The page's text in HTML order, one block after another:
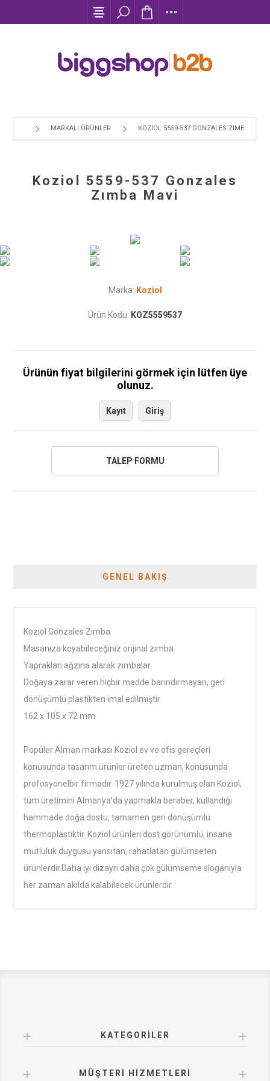
MARKALI ÜRÜNLER KOZIOL 5559-537 GONZALES ZIMBA MAVI
Koziol 5559-537 Gonzales
Zımba Mavi
Marka: Koziol
Ürün Kodu: KOZ5559537
Ürünün fiyat bilgilerini görmek için lütfen üye
olunuz.
Kayıt Giriş
GENEL BAKIŞ
Koziol Gonzales Zımba
Masanıza koyabileceğiniz orijinal zımba.
Yaprakları ağzına alarak zımbalar.
Doğaya zarar veren hiçbir madde barındırmayan, geri
dönüşümlü plastikten imal edilmiştir.
162 x 105 x 72 mm.
Popüler Alman markası Koziol ev ve ofis gereçleri
konusunda tasarım ürünler üreten uzman, konusunda
profosyonelbir firmadır. 1927 yılında kurulmuş olan Koziol,
tüm üretimini Almanya’da yapmakla beraber, kullandığı
hammade doğa dostu, tamamen geri dönüşümlü
thermoplastiktir. Koziol ürünleri dost görünümlü, insana
mutluluk duygusu yansıtan, rahatlatan gülümseten
ürünlerdir.Daha iyi dizayn daha çok gülümseme sloganıyla
her zaman akılda kalabilecek ürünlerdir.
KATEGORILER
MÜŞTERI HIZMETLERI